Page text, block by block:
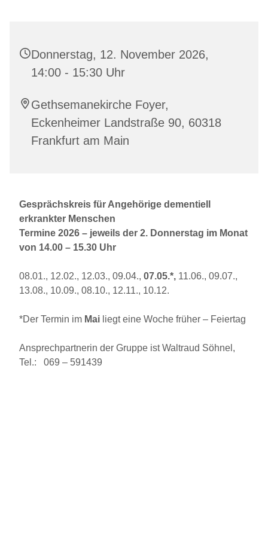
Donnerstag, 12. November 2026,
14:00 - 15:30 Uhr
Gethsemanekirche Foyer,
Eckenheimer Landstraße 90, 60318
Frankfurt am Main
Gesprächskreis für Angehörige dementiell
erkrankter Menschen
Termine 2026 – jeweils der 2. Donnerstag im Monat
von 14.00 – 15.30 Uhr
08.01., 12.02., 12.03., 09.04., 07.05.*, 11.06., 09.07.,
13.08., 10.09., 08.10., 12.11., 10.12.
*Der Termin im Mai liegt eine Woche früher – Feiertag
Ansprechpartnerin der Gruppe ist Waltraud Söhnel,
Tel.: 069 – 591439